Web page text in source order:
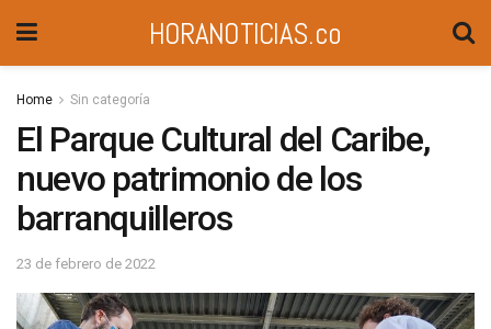
HORANOTICIAS.co
Home Sin categoría
El Parque Cultural del Caribe,
nuevo patrimonio de los
barranquilleros
23 de febrero de 2022